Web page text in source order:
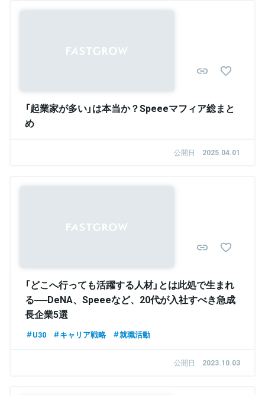
「起業家が多い」は本当か？Speeeマフィア総まと
め
公開日 2025.04.01
「どこへ行っても活躍する人材」とは此処で生まれ
る──DeNA、Speeeなど、20代が入社すべき急成
長企業5選
U30 キャリア戦略 就職活動
公開日 2023.10.03